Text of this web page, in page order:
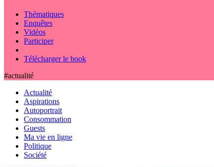
Thématiques
Enquêtes
Vidéos
Participer
Télécharger le book
#actualité
Actualité
Aspirations
Autoportrait
Consommation
Guests
Ma vie en ligne
Politique
Société